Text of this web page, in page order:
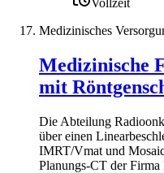
Medizinisches
Medizinische
mit
Die Abteilung
über einen
IMRT/Vmat und
Planungs-CT der Firma